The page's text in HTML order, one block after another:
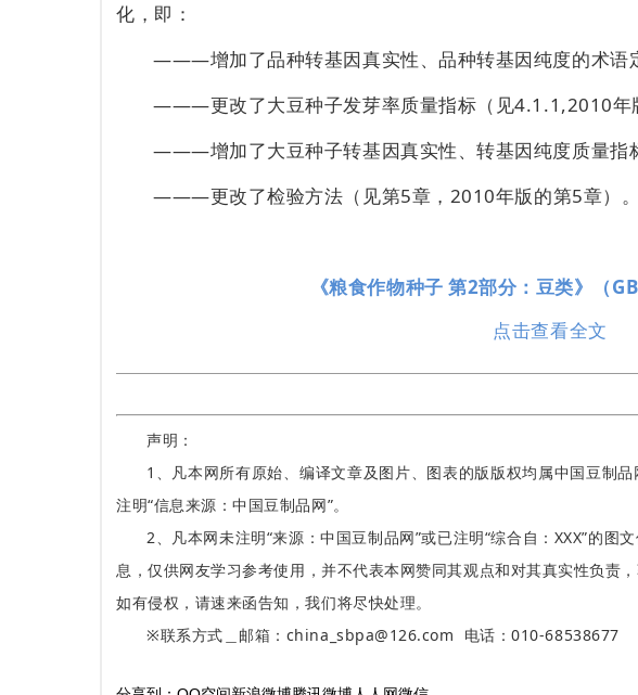
化，即：
———增加了品种转基因真实性、品种转基因纯度的术语
———更改了大豆种子发芽率质量指标（见4.1.1,2010年
———增加了大豆种子转基因真实性、转基因纯度质量指
———更改了检验方法（见第5章，2010年版的第5章）。
《粮食作物种子 第2部分：豆类》（
点击查看全文
声明：
1、凡本网所有原始、编译文章及图片、图表的版版权均属中国豆制
注明“信息来源：中国豆制品网”。
2、凡本网未注明“来源：中国豆制品网”或已注明“综合自：XXX”的图
息，仅供网友学习参考使用，并不代表本网赞同其观点和对其真实性负责
如有侵权，请速来函告知，我们将尽快处理。
※联系方式＿邮箱：china_sbpa@126.com 电话：010-68538677